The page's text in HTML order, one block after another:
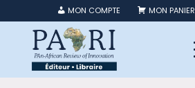
MON COMPTE MON PANIER